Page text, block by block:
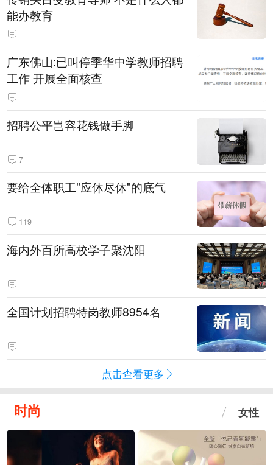
能办教育
广东佛山:已叫停季华中学教师招聘
工作 开展全面核查
招聘公平岂容花钱做手脚
7
要给全体职工"应休尽休"的底气
119
海内外百所高校学子聚沈阳
全国计划招聘特岗教师8954名
点击查看更多
时尚 女性